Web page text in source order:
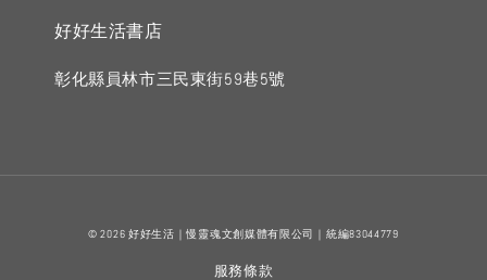
好好生活書店
彰化縣員林市三民東街59巷5號
© 2026 好好生活｜慢靈魂文創媒體有限公司｜統編83044779
服務條款